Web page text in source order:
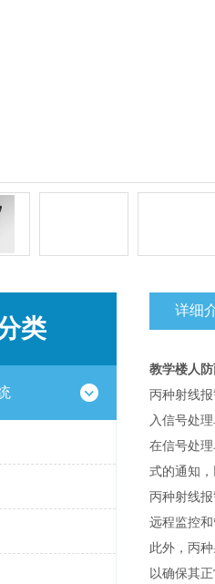
类
详细
教学楼人
丙种射线
入信号处
在信号处
式的通知
丙种射线
远程监控
此外，丙
以确保其